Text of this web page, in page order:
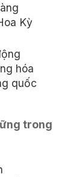
Kỳ
hóa
quốc
trong